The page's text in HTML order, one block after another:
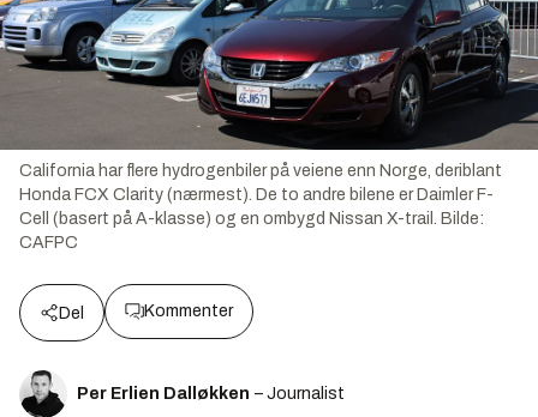
California har flere hydrogenbiler på veiene enn Norge, deriblant
Honda FCX Clarity (nærmest). De to andre bilene er Daimler F-
Cell (basert på A-klasse) og en ombygd Nissan X-trail. Bilde:
CAFPC
Del Kommenter
Per Erlien Dalløkken – Journalist